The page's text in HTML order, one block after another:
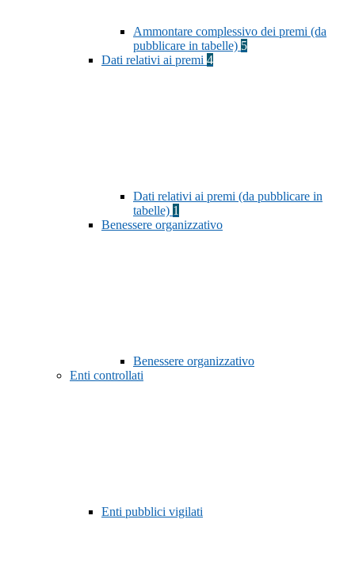
Ammontare complessivo dei premi (da
pubblicare in tabelle) 5
Dati relativi ai premi 4
Dati relativi ai premi (da pubblicare in
tabelle) 1
Benessere organizzativo
Benessere organizzativo
Enti controllati
Enti pubblici vigilati